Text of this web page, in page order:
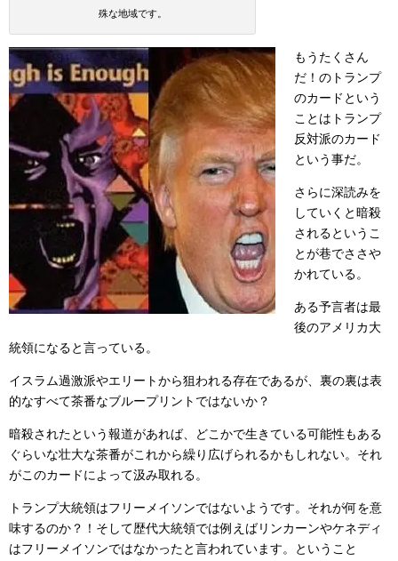
殊な地域です。
もうたくさん
だ！のトランプ
のカードという
ことはトランプ
反対派のカード
という事だ。
さらに深読みを
していくと暗殺
されるというこ
とが巷でささや
かれている。
ある予言者は最
後のアメリカ大
統領になると言っている。
イスラム過激派やエリートから狙われる存在であるが、裏の裏は表
的なすべて茶番なブループリントではないか？
暗殺されたという報道があれば、どこかで生きている可能性もある
ぐらいな壮大な茶番がこれから繰り広げられるかもしれない。それ
がこのカードによって汲み取れる。
トランプ大統領はフリーメイソンではないようです。それが何を意
味するのか？！そして歴代大統領では例えばリンカーンやケネディ
はフリーメイソンではなかったと言われています。ということ